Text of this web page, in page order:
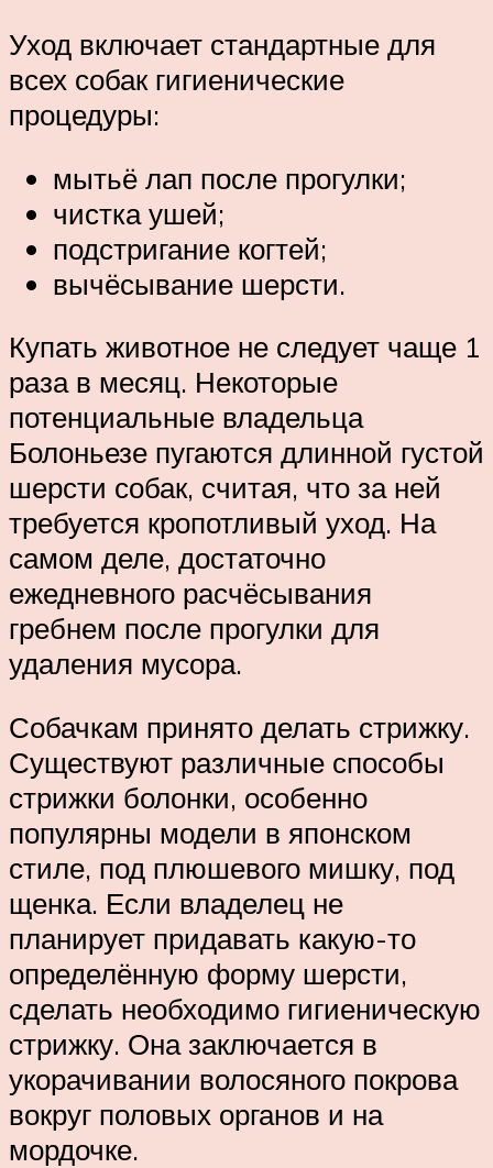
Уход включает стандартные для
всех собак гигиенические
процедуры:
мытьё лап после прогулки;
чистка ушей;
подстригание когтей;
вычёсывание шерсти.
Купать животное не следует чаще 1
раза в месяц. Некоторые
потенциальные владельца
Болоньезе пугаются длинной густой
шерсти собак, считая, что за ней
требуется кропотливый уход. На
самом деле, достаточно
ежедневного расчёсывания
гребнем после прогулки для
удаления мусора.
Собачкам принято делать стрижку.
Существуют различные способы
стрижки болонки, особенно
популярны модели в японском
стиле, под плюшевого мишку, под
щенка. Если владелец не
планирует придавать какую-то
определённую форму шерсти,
сделать необходимо гигиеническую
стрижку. Она заключается в
укорачивании волосяного покрова
вокруг половых органов и на
мордочке.